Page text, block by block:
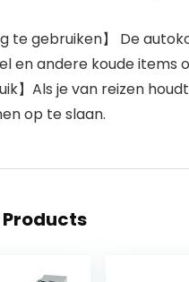
te gebruiken】 De
en andere koude items
】Als je van reizen
op te slaan.